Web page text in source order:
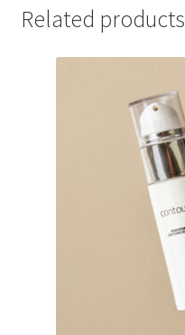
Related products